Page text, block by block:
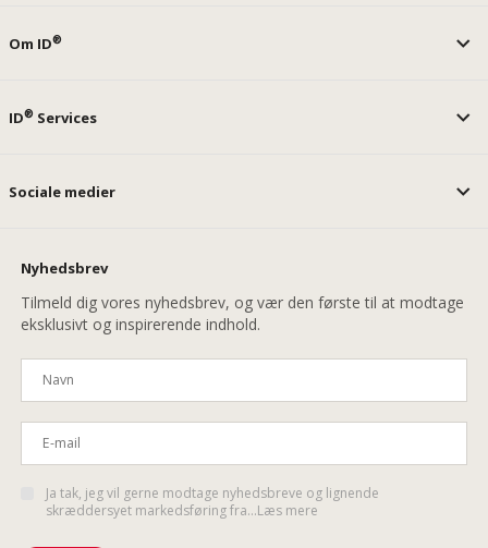
Om ID®
ID® Services
Sociale medier
Nyhedsbrev
Tilmeld dig vores nyhedsbrev, og vær den første til at modtage
eksklusivt og inspirerende indhold.
Ja tak, jeg vil gerne modtage nyhedsbreve og lignende
skræddersyet markedsføring fra...Læs mere